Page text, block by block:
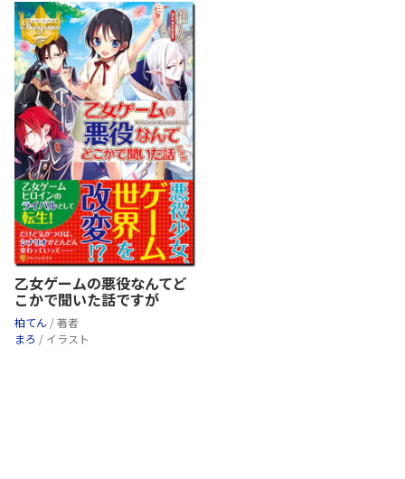
乙女ゲームの悪役なんてど
こかで聞いた話ですが
柏てん / 著者
まろ / イラスト